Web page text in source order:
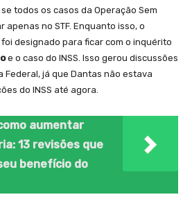
todos os casos da Operação Sem
no STF. Enquanto isso, o
designado para ficar com o inquérito
e o caso do INSS. Isso gerou discussões
Federal, já que Dantas não estava
do INSS até agora.
aumentar
13 revisões que
benefício do